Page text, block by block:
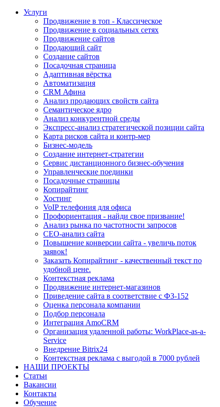
Услуги
Продвижение в топ - Классическое
Продвижение в социальных сетях
Продвижение сайтов
Продающий сайт
Создание сайтов
Посадочная страница
Адаптивная вёрстка
Автоматизация
CRM Афина
Анализ продающих свойств сайта
Семантическое ядро
Анализ конкурентной среды
Экспресс-анализ стратегической позиции сайта
Карта рисков сайта и контр-мер
Бизнес-модель
Создание интернет-стратегии
Сервис дистанционного бизнес-обучения
Управленческие поединки
Посадочные страницы
Копирайтинг
Хостинг
VoIP телефония для офиса
Профориентация - найди свое призвание!
Анализ рынка по частотности запросов
СЕО-анализ сайта
Повышение конверсии сайта - увеличь поток
заявок!
Заказать Копирайтинг - качественный текст по
удобной цене.
Контекстная реклама
Продвижение интернет-магазинов
Приведение сайта в соответствие с ФЗ-152
Оценка персонала компании
Подбор персонала
Интеграция AmoCRM
Организация удаленной работы: WorkPlace-as-a-
Service
Внедрение Bitrix24
Контекстная реклама с выгодой в 7000 рублей
НАШИ ПРОЕКТЫ
Статьи
Вакансии
Контакты
Обучение